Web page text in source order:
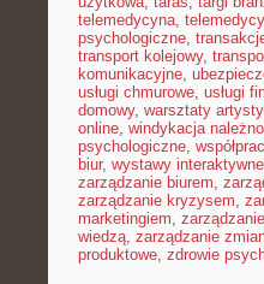
telemedycyna,
psychologiczne,
transport kolejowy,
komunikacyjne,
usługi chmurowe, usługi
domowy, warsztaty
online, windykacja
psychologiczne,
biur, wystawy interaktywne
zarządzanie biurem,
zarządzanie kryzysem,
marketingiem,
wiedzą, zarządzanie
produktowe, zdrowie